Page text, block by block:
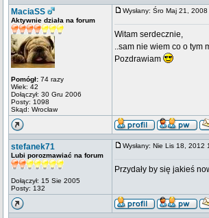
MaciaSS
Aktywnie działa na forum
Pomógł: 74 razy
Wiek: 42
Dołączył: 30 Gru 2006
Posty: 1098
Skąd: Wrocław
Wysłany: Śro Maj 21,
Witam serdecznie,
..sam nie wiem co o tym
Pozdrawiam
stefanek71
Lubi porozmawiać na forum
Dołączył: 15 Sie 2005
Posty: 132
Wysłany: Nie Lis 18,
Przydały by się jakieś